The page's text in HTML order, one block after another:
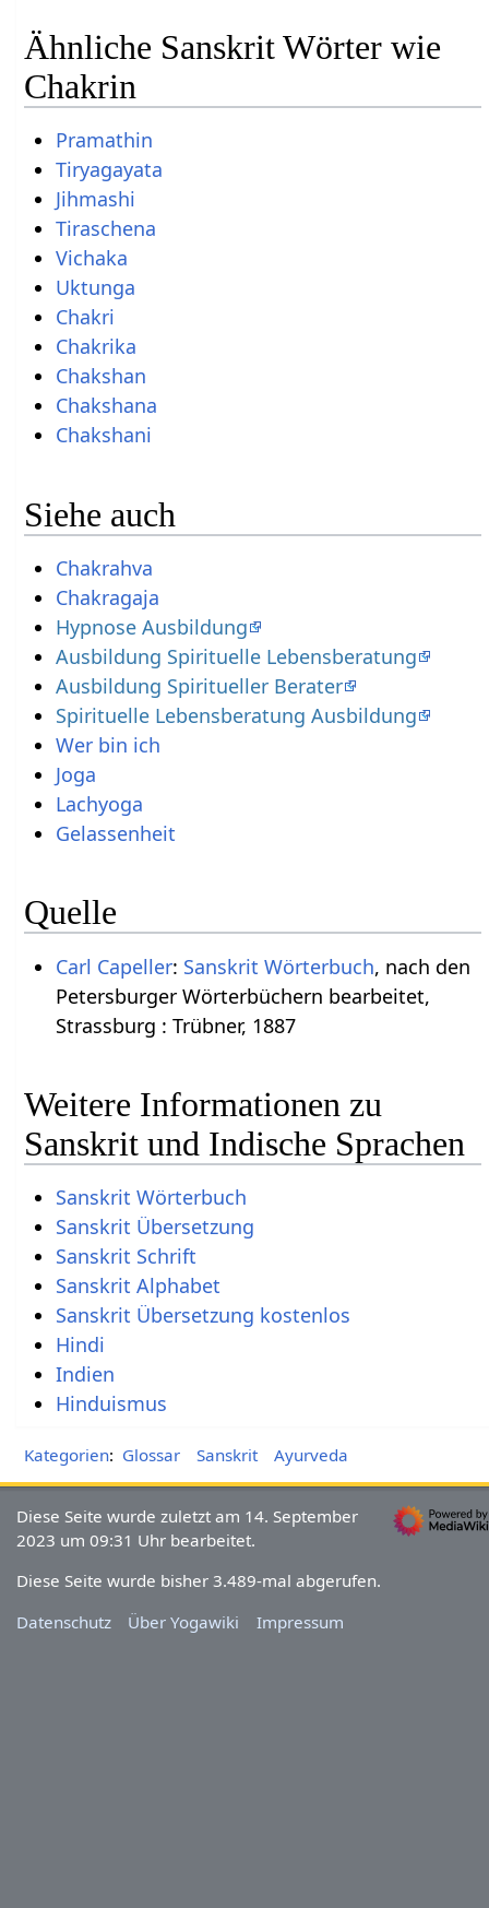
Ähnliche Sanskrit Wörter wie
Chakrin
Pramathin
Tiryagayata
Jihmashi
Tiraschena
Vichaka
Uktunga
Chakri
Chakrika
Chakshan
Chakshana
Chakshani
Siehe auch
Chakrahva
Chakragaja
Hypnose Ausbildung
Ausbildung Spirituelle Lebensberatung
Ausbildung Spiritueller Berater
Spirituelle Lebensberatung Ausbildung
Wer bin ich
Joga
Lachyoga
Gelassenheit
Quelle
Carl Capeller: Sanskrit Wörterbuch, nach den
Petersburger Wörterbüchern bearbeitet,
Strassburg : Trübner, 1887
Weitere Informationen zu
Sanskrit und Indische Sprachen
Sanskrit Wörterbuch
Sanskrit Übersetzung
Sanskrit Schrift
Sanskrit Alphabet
Sanskrit Übersetzung kostenlos
Hindi
Indien
Hinduismus
Kategorien: Glossar Sanskrit Ayurveda
Diese Seite wurde zuletzt am 14. September
2023 um 09:31 Uhr bearbeitet.
Diese Seite wurde bisher 3.489-mal abgerufen.
Datenschutz
Über Yogawiki Impressum